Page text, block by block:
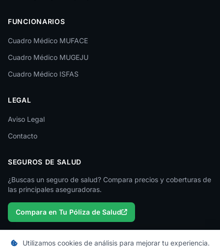
León
Lleida
Lugo
Málaga
Melilla
Murcia
Palencia
Pontevedra
Salamanca
FUNCIONARIOS
Cuadro Médico MUFACE
Cuadro Médico MUGEJU
Cuadro Médico ISFAS
LEGAL
Aviso Legal
Contacto
SEGUROS DE SALUD
¿Buscas un seguro de salud? Compara precios y coberturas de
las principales aseguradoras.
Compara en Tu Póliza de Salud
Utilizamos cookies de análisis para mejorar tu experiencia.